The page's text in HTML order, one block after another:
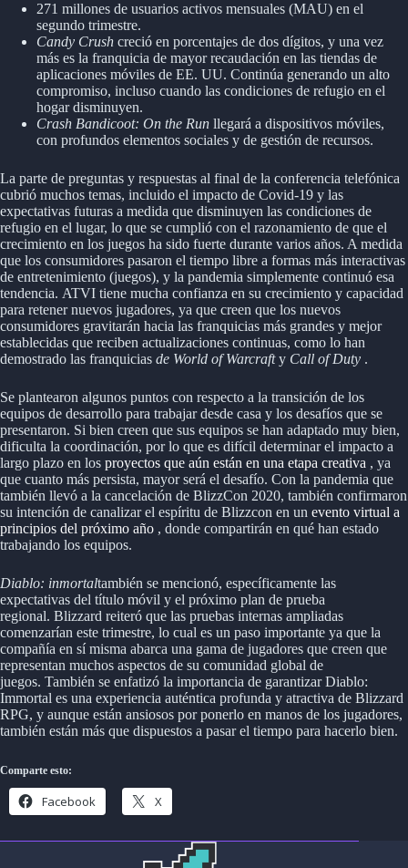
271 millones de usuarios activos mensuales (MAU) en el
segundo trimestre.
Candy Crush creció en porcentajes de dos dígitos, y una vez
más es la franquicia de mayor recaudación en las tiendas de
aplicaciones móviles de EE. UU. Continúa generando un alto
compromiso, incluso cuando las condiciones de refugio en el
hogar disminuyen.
Crash Bandicoot: On the Run llegará a dispositivos móviles,
con profundos elementos sociales y de gestión de recursos.
La parte de preguntas y respuestas al final de la conferencia telefónica
cubrió muchos temas, incluido el impacto de Covid-19 y las
expectativas futuras a medida que disminuyen las condiciones de
refugio en el lugar, lo que se cumplió con el razonamiento de que el
crecimiento en los juegos ha sido fuerte durante varios años. A medida
que los consumidores pasaron el tiempo libre a formas más interactivas
de entretenimiento (juegos), y la pandemia simplemente continuó esa
tendencia. ATVI tiene mucha confianza en su crecimiento y capacidad
para retener nuevos jugadores, ya que creen que los nuevos
consumidores gravitarán hacia las franquicias más grandes y mejor
establecidas que reciben actualizaciones continuas, como lo han
demostrado las franquicias de World of Warcrafty Call of Duty .
Se plantearon algunos puntos con respecto a la transición de los
equipos de desarrollo para trabajar desde casa y los desafíos que se
presentaron. Si bien creen que sus equipos se han adaptado muy bien,
dificulta la coordinación, por lo que es difícil determinar el impacto a
largo plazo en los proyectos que aún están en una etapa creativa , ya
que cuanto más persista, mayor será el desafío. Con la pandemia que
también llevó a la cancelación de BlizzCon 2020, también confirmaron
su intención de canalizar el espíritu de Blizzcon en un evento virtual a
principios del próximo año , donde compartirán en qué han estado
trabajando los equipos.
Diablo: inmortaltambién se mencionó, específicamente las
expectativas del título móvil y el próximo plan de prueba
regional. Blizzard reiteró que las pruebas internas ampliadas
comenzarían este trimestre, lo cual es un paso importante ya que la
compañía en sí misma abarca una gama de jugadores que creen que
representan muchos aspectos de su comunidad global de
juegos. También se enfatizó la importancia de garantizar Diablo:
Immortal es una experiencia auténtica profunda y atractiva de Blizzard
RPG, y aunque están ansiosos por ponerlo en manos de los jugadores,
también están más que dispuestos a pasar el tiempo para hacerlo bien.
Comparte esto:
Facebook X